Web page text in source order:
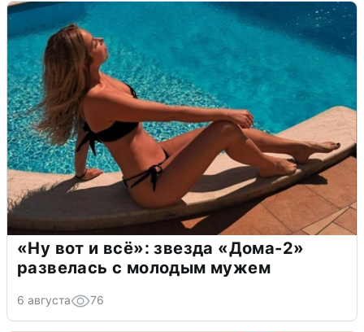
«Ну вот и всё»: звезда «Дома-2»
развелась с молодым мужем
6 августа 76